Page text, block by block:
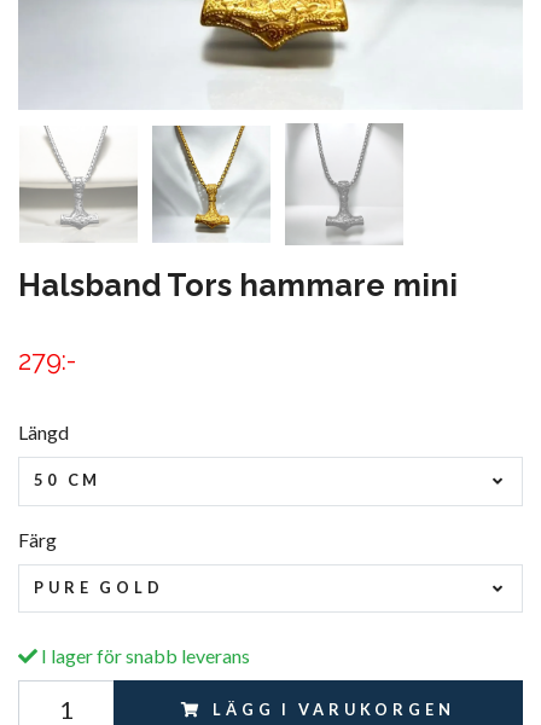
Halsband Tors hammare mini
279:-
Längd
50 CM
Färg
PURE GOLD
I lager för snabb leverans
LÄGG I VARUKORGEN